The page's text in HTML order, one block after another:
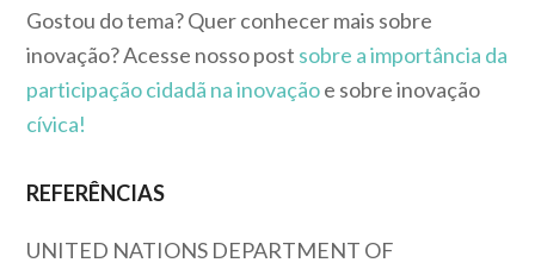
Gostou do tema? Quer conhecer mais sobre
inovação? Acesse nosso post sobre a importância da
participação cidadã na inovaçãoe sobre inovação
cívica!
REFERÊNCIAS
UNITED NATIONS DEPARTMENT OF